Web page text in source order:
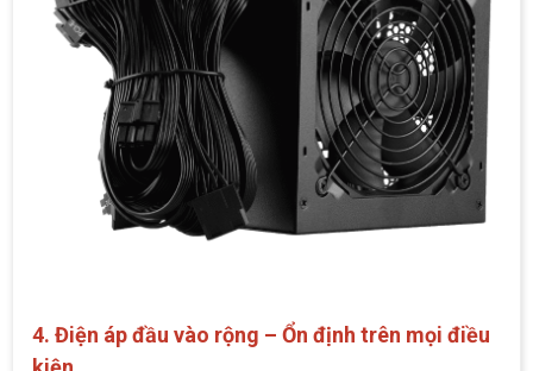
4. Điện áp đầu vào rộng – Ổn định trên mọi điều